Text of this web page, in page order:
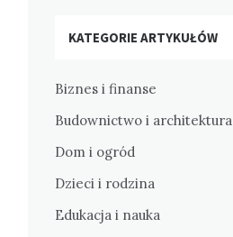
KATEGORIE ARTYKUŁÓW
Biznes i finanse
Budownictwo i architektura
Dom i ogród
Dzieci i rodzina
Edukacja i nauka